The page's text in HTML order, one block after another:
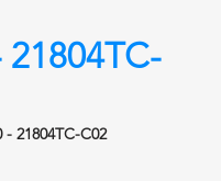
21804TC-
21804TC-C02